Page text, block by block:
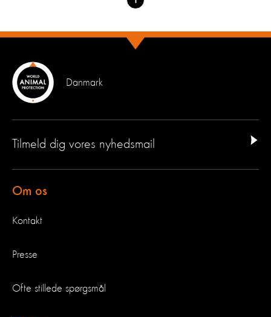
to
Danmark
Tilmeld dig vores nyhedsmail
Om os
Kontakt
Presse
Ofte stillede spørgsmål